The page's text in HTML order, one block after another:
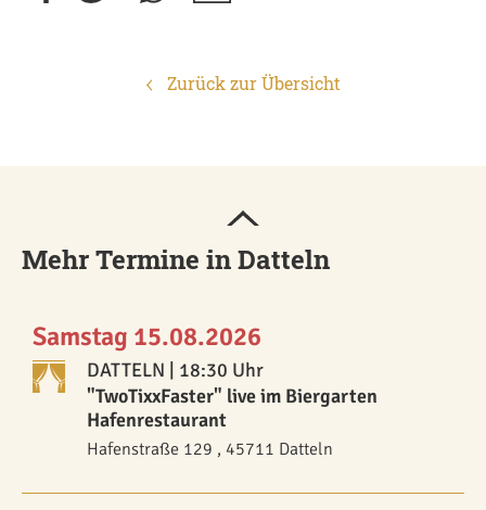
Zurück zur Übersicht
Mehr Termine in Datteln
Samstag 15.08.2026
DATTELN | 18:30 Uhr
"TwoTixxFaster" live im Biergarten
Hafenrestaurant
Hafenstraße 129 , 45711 Datteln